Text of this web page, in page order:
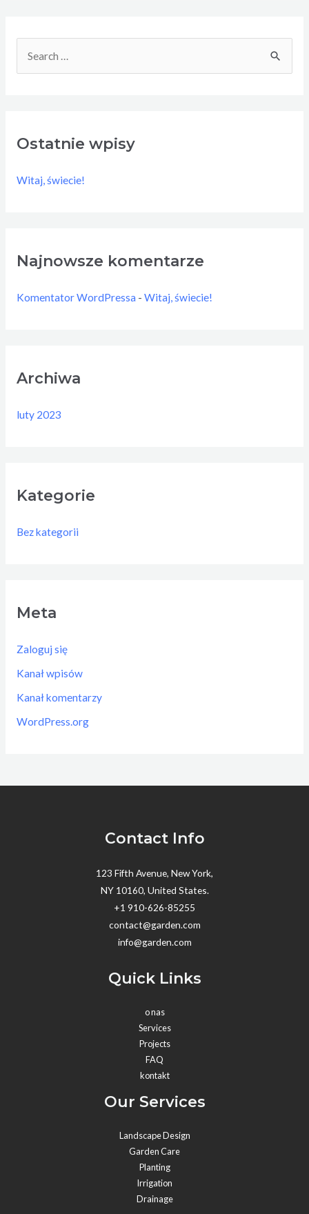
Ostatnie wpisy
Witaj, świecie!
Najnowsze komentarze
Komentator WordPressa - Witaj, świecie!
Archiwa
luty 2023
Kategorie
Bez kategorii
Meta
Zaloguj się
Kanał wpisów
Kanał komentarzy
WordPress.org
Contact Info
123 Fifth Avenue, New York,
NY 10160, United States.
+1 910-626-85255
contact@garden.com
info@garden.com
Quick Links
o nas
Services
Projects
FAQ
kontakt
Our Services
Landscape Design
Garden Care
Planting
Irrigation
Drainage